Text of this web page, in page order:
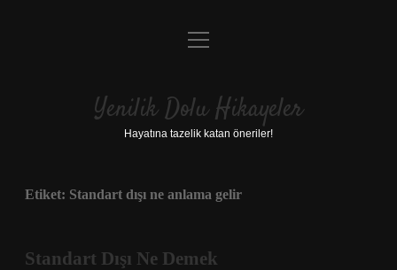
Anasayfa
Yasal Uyarı
menüyü
Yenilik Dolu Hikayeler
Hayatına tazelik katan öneriler!
Etiket: Standart dışı ne anlama gelir
Standart Dışı Ne Demek